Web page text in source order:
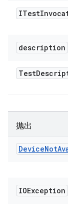
ITest
description
Test
抛出
DeviceNot
IOException